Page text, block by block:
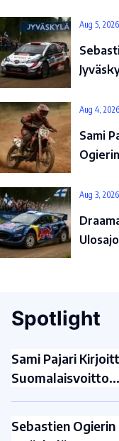
Aug 5, 2026
Aug 4, 2026
Sami
Aug 3, 2026
Spotlight
Sami Pajari
Suomalaisvoitto…
Sebastien